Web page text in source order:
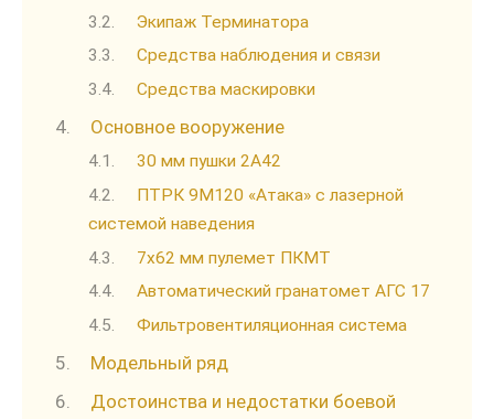
Экипаж Терминатора
Средства наблюдения и связи
Средства маскировки
Основное вооружение
30 мм пушки 2А42
ПТРК 9М120 «Атака» с лазерной
системой наведения
7х62 мм пулемет ПКМТ
Автоматический гранатомет АГС 17
Фильтровентиляционная система
Модельный ряд
Достоинства и недостатки боевой